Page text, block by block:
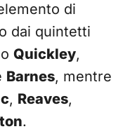
di
dai quintetti
Quickley,
Barnes, mentre
, Reaves,
.